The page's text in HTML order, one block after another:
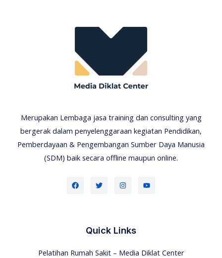
Merupakan Lembaga jasa training dan consulting yang
bergerak dalam penyelenggaraan kegiatan Pendidikan,
Pemberdayaan & Pengembangan Sumber Daya Manusia
(SDM) baik secara offline maupun online.
Quick Links
Pelatihan Rumah Sakit – Media Diklat Center